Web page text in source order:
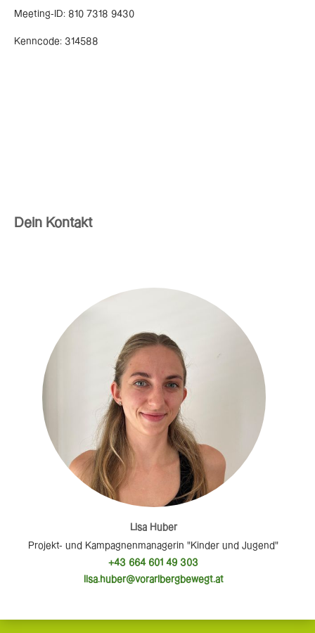
Meeting-ID: 810 7318 9430
Kenncode: 314588
Dein Kontakt
Lisa Huber
Projekt- und Kampagnenmanagerin "Kinder und Jugend"
+43 664 601 49 303
lisa.huber@vorarlbergbewegt.at